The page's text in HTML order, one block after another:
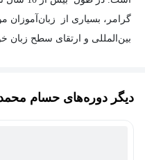
گرامر، بسیاری از زبان‌آموزان
بین‌المللی و ارتقای سطح زبان
راهکارهای عملی برای بهبود
دیگر دوره‌های حسام